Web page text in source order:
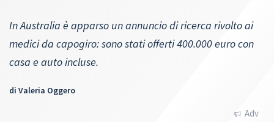
In Australia è apparso un annuncio di ricerca rivolto ai
medici da capogiro: sono stati offerti 400.000 euro con
casa e auto incluse.
di Valeria Oggero
Adv